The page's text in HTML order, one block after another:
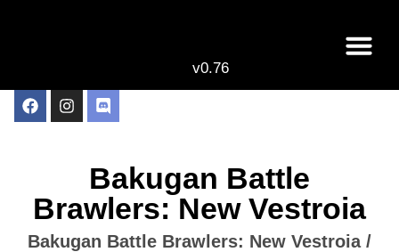
v0.76
Bakugan Battle
Brawlers: New Vestroia
Bakugan Battle Brawlers: New Vestroia /